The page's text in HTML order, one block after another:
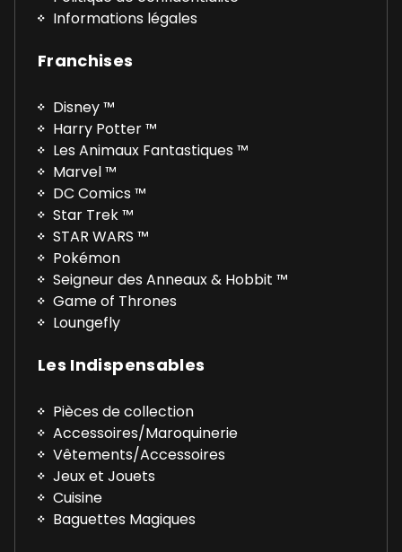
Informations légales
Franchises
Disney ™
Harry Potter ™
Les Animaux Fantastiques ™
Marvel ™
DC Comics ™
Star Trek ™
STAR WARS ™
Pokémon
Seigneur des Anneaux & Hobbit ™
Game of Thrones
Loungefly
Les Indispensables
Pièces de collection
Accessoires/Maroquinerie
Vêtements/Accessoires
Jeux et Jouets
Cuisine
Baguettes Magiques